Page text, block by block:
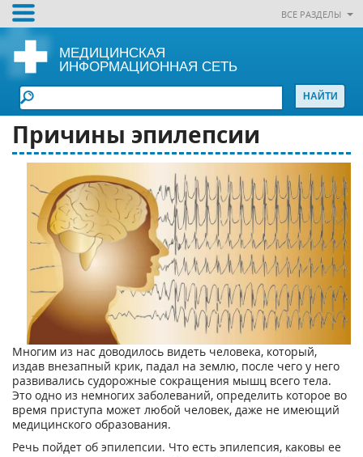
ВСЕ РАЗДЕЛЫ
МЕДИЦИНСКАЯ
ИНФОРМАЦИОННАЯ СЕТЬ
Причины эпилепсии
Многим из нас доводилось видеть человека, который,
издав внезапный крик, падал на землю, после чего у него
развивались судорожные сокращения мышц всего тела.
Это одно из немногих заболеваний, определить которое во
время приступа может любой человек, даже не имеющий
медицинского образования.
Речь пойдет об эпилепсии. Что есть эпилепсия, каковы ее